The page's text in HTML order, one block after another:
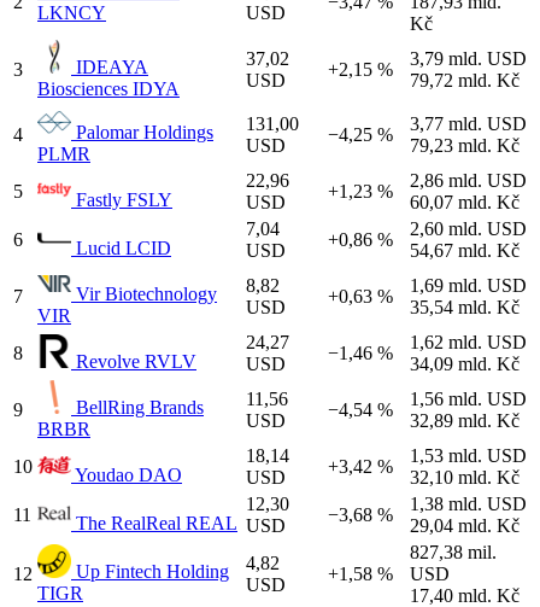
LKNCY
USD
Kč
3
IDEAYA
Biosciences IDYA
37,02
USD
+2,15 %
3,79 mld. USD
79,72 mld. Kč
4
Palomar Holdings
PLMR
131,00
USD
−4,25 %
3,77 mld. USD
79,23 mld. Kč
5 Fastly FSLY
22,96
USD
+1,23 %
2,86 mld. USD
60,07 mld. Kč
6
Lucid LCID
7,04
USD
+0,86 %
2,60 mld. USD
54,67 mld. Kč
7
Vir Biotechnology
VIR
8,82
USD
+0,63 %
1,69 mld. USD
35,54 mld. Kč
8 Revolve RVLV
24,27
USD
−1,46 %
1,62 mld. USD
34,09 mld. Kč
9
BellRing Brands
BRBR
11,56
USD
−4,54 %
1,56 mld. USD
32,89 mld. Kč
10 Youdao DAO
18,14
USD
+3,42 %
1,53 mld. USD
32,10 mld. Kč
11
The RealReal REAL
12,30
USD
−3,68 %
1,38 mld. USD
29,04 mld. Kč
12
Up Fintech Holding
TIGR
4,82
USD
+1,58 %
827,38 mil.
USD
17,40 mld. Kč